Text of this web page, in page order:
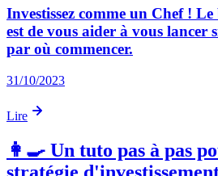
Investissez comme un Chef !
est de vous aider à vous lancer
par où commencer.
31/10/2023
Lire
👩‍🍳 Un tuto pas à pas